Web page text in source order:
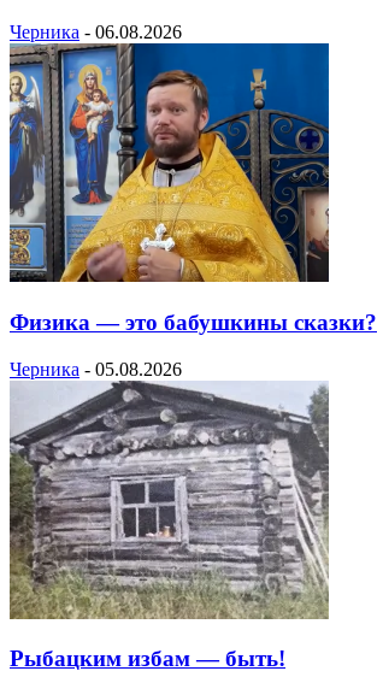
Черника - 06.08.2026
Физика — это бабушкины сказки?
Черника - 05.08.2026
Рыбацким избам — быть!